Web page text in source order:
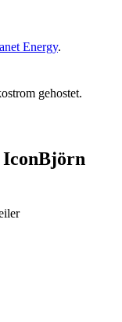
Energy.
gehostet.
Björn